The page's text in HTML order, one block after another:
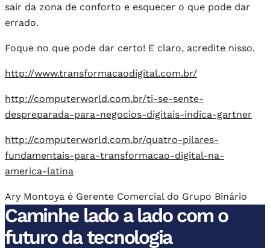
sair da zona de conforto e esquecer o que pode dar
errado.
Foque no que pode dar certo! E claro, acredite nisso.
http://www.transformacaodigital.com.br/
http://computerworld.com.br/ti-se-sente-
despreparada-para-negocios-digitais-indica-gartner
http://computerworld.com.br/quatro-pilares-
fundamentais-para-transformacao-digital-na-
america-latina
Ary Montoya é Gerente Comercial do Grupo Binário
Caminhe lado a lado com o
futuro da tecnologia